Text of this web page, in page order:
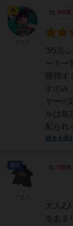
569名
3/5点
ーカー
獲得す
すのみ
ヤーの
ルは毎
配られ
続きを読
神
516名
大人2
をあま
国王